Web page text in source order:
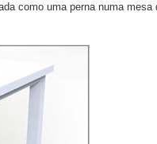
como uma perna numa mesa